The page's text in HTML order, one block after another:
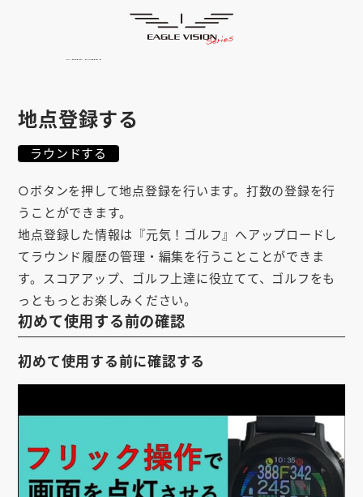
ゴルフナビ
ピンポジ君PIN POSITION
対応コース
EVステーション
取扱い店舗SHOP
サポートSUPPORT
購入する
会社概要
お問い合わせ
ゴルフ場の方へ
使用方法
地点登録する
ラウンドする
○ボタンを押して地点登録を行います。打数の登録を行
うことができます。
地点登録した情報は『元気！ゴルフ』へアップロードし
てラウンド履歴の管理・編集を行うことことができま
す。スコアアップ、ゴルフ上達に役立てて、ゴルフをも
っともっとお楽しみください。
初めて使用する前の確認
初めて使用する前に確認する